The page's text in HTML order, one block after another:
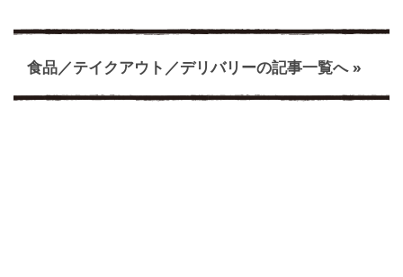
食品／テイクアウト／デリバリーの記事一覧へ »